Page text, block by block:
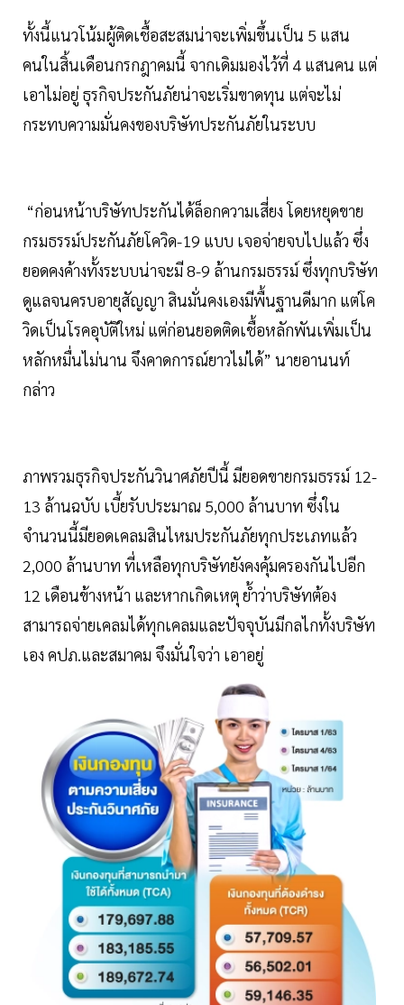
ทั้งนี้แนวโน้มผู้ติดเชื้อสะสมน่าจะเพิ่มขึ้นเป็น 5 แสน
คนในสิ้นเดือนกรกฎาคมนี้ จากเดิมมองไว้ที่ 4 แสนคน แต่
เอาไม่อยู่ ธุรกิจประกันภัยน่าจะเริ่มขาดทุน แต่จะไม่
กระทบความมั่นคงของบริษัทประกันภัยในระบบ
“ก่อนหน้าบริษัทประกันได้ล็อกความเสี่ยง โดยหยุดขาย
กรมธรรม์ประกันภัยโควิด-19 แบบ เจอจ่ายจบไปแล้ว ซึ่ง
ยอดคงค้างทั้งระบบน่าจะมี 8-9 ล้านกรมธรรม์ ซึ่งทุกบริษัท
ดูแลจนครบอายุสัญญา สินมั่นคงเองมีพื้นฐานดีมาก แต่โค
วิดเป็นโรคอุบัติใหม่ แต่ก่อนยอดติดเชื้อหลักพันเพิ่มเป็น
หลักหมื่นไม่นาน จึงคาดการณ์ยาวไม่ได้” นายอานนท์
กล่าว
ภาพรวมธุรกิจประกันวินาศภัยปีนี้ มียอดขายกรมธรรม์ 12-
13 ล้านฉบับ เบี้ยรับประมาณ 5,000 ล้านบาท ซึ่งใน
จำนวนนี้มียอดเคลมสินไหมประกันภัยทุกประเภทแล้ว
2,000 ล้านบาท ที่เหลือทุกบริษัทยังคงคุ้มครองกันไปอีก
12 เดือนข้างหน้า และหากเกิดเหตุ ย้ำว่าบริษัทต้อง
สามารถจ่ายเคลมได้ทุกเคลมและปัจจุบันมีกลไกทั้งบริษัท
เอง คปภ.และสมาคม จึงมั่นใจว่า เอาอยู่